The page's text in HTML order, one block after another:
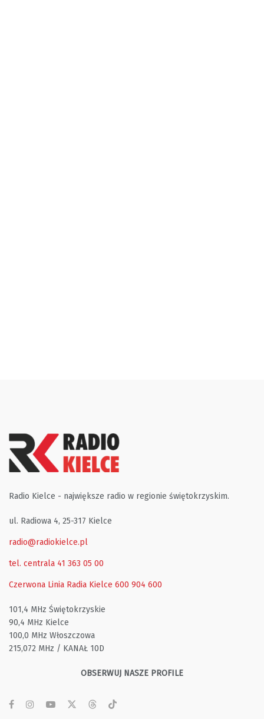
Radio Kielce - największe radio w regionie świętokrzyskim.
ul. Radiowa 4, 25-317 Kielce
radio@radiokielce.pl
tel. centrala 41 363 05 00
Czerwona Linia Radia Kielce 600 904 600
101,4 MHz Świętokrzyskie
90,4 MHz Kielce
100,0 MHz Włoszczowa
215,072 MHz / KANAŁ 10D
OBSERWUJ NASZE PROFILE